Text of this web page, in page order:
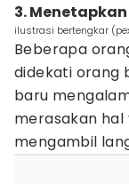
3.
ilustrasi bertengkar
Beberapa
didekati orang
baru
merasakan hal
mengambil